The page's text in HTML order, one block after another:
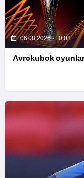
06.08.2026 - 10:08
Avrokubok